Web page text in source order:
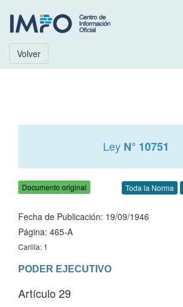
Volver
Ley N° 10751
Documento original Toda la Norma
Fecha de Publicación: 19/09/1946
Página: 465-A
Carilla: 1
PODER EJECUTIVO
Artículo 29